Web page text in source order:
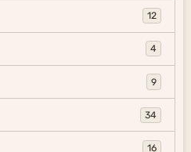
12
4
9
34
16